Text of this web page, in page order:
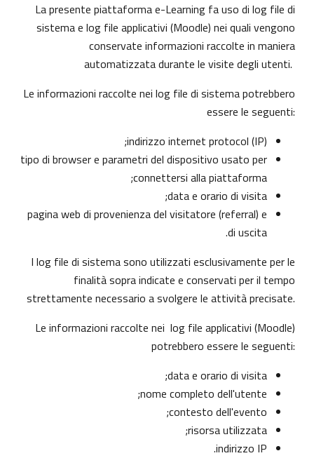
La presente piattaforma e-Learning fa uso di log file di
sistema e log file applicativi (Moodle) nei quali vengono
conservate informazioni raccolte in maniera
automatizzata durante le visite degli utenti.
Le informazioni raccolte nei log file di sistema potrebbero
essere le seguenti:
indirizzo internet protocol (IP);
tipo di browser e parametri del dispositivo usato per
connettersi alla piattaforma;
data e orario di visita;
pagina web di provenienza del visitatore (referral) e
di uscita.
I log file di sistema sono utilizzati esclusivamente per le
finalità sopra indicate e conservati per il tempo
strettamente necessario a svolgere le attività precisate.
Le informazioni raccolte nei log file applicativi (Moodle)
potrebbero essere le seguenti:
data e orario di visita;
nome completo dell'utente;
contesto dell'evento;
risorsa utilizzata;
indirizzo IP.